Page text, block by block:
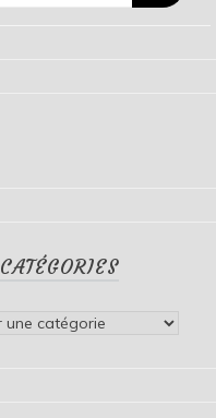
CATÉGORIES